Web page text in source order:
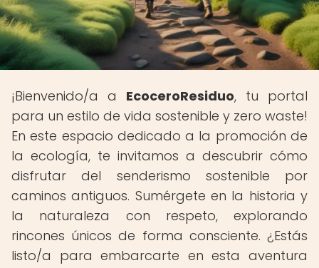
¡Bienvenido/a a EcoceroResiduo, tu portal
para un estilo de vida sostenible y zero waste!
En este espacio dedicado a la promoción de
la ecología, te invitamos a descubrir cómo
disfrutar del senderismo sostenible por
caminos antiguos. Sumérgete en la historia y
la naturaleza con respeto, explorando
rincones únicos de forma consciente. ¿Estás
listo/a para embarcarte en esta aventura